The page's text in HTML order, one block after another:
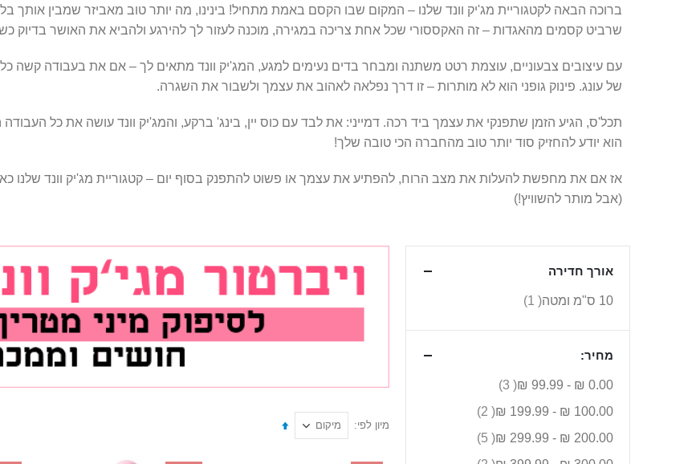
ברוכה הבאה לקטגוריית מג'יק וונד שלנו – המקום שבו הקסם באמת מתחיל! בינינו, מה יותר טוב מאביזר שמבין אותך בלי
שרביט קסמים מהאגדות – זה האקססורי שכל אחת צריכה במגירה, מוכנה לעזור לך להירגע ולהביא את האושר בדיוק
עם עיצובים צבעוניים, עוצמת רטט משתנה ומבחר בדים נעימים למגע, המג'יק וונד מתאים לך – אם את בעבודה קשה
של עונג. פינוק גופני הוא לא מותרות – זו דרך נפלאה לאהוב את עצמך ולשבור את השגרה.
תכל'ס, הגיע הזמן שתפנקי את עצמך ביד רכה. דמייני: את לבד עם כוס יין, בינג' ברקע, והמג'יק וונד עושה את כל
הוא יודע להחזיק סוד יותר טוב מהחברה הכי טובה שלך!
אז אם את מחפשת להעלות את מצב הרוח, להפתיע את עצמך או פשוט להתפנק בסוף יום – קטגוריית מג'יק וונד
(אבל מותר להשוויץ!)
מיון לפי
מיון
אורך חדירה
10 ס"מ ומטה פריט
מחיר:
0.00 ₪
-
99.99 ₪
פריטים
100.00 ₪
-
199.99 ₪
פריטים
200.00 ₪
-
299.99 ₪
פריטים